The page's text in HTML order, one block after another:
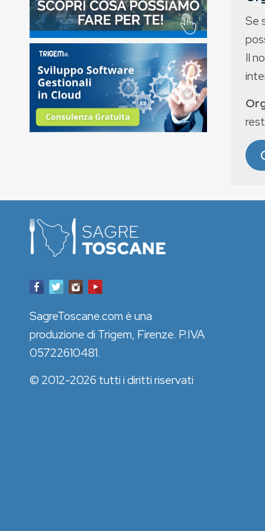
Se
Il
SagreToscane.com è una
produzione di Trigem, Firenze. P.IVA
05722610481.
© 2012-2026 tutti i diritti riservati